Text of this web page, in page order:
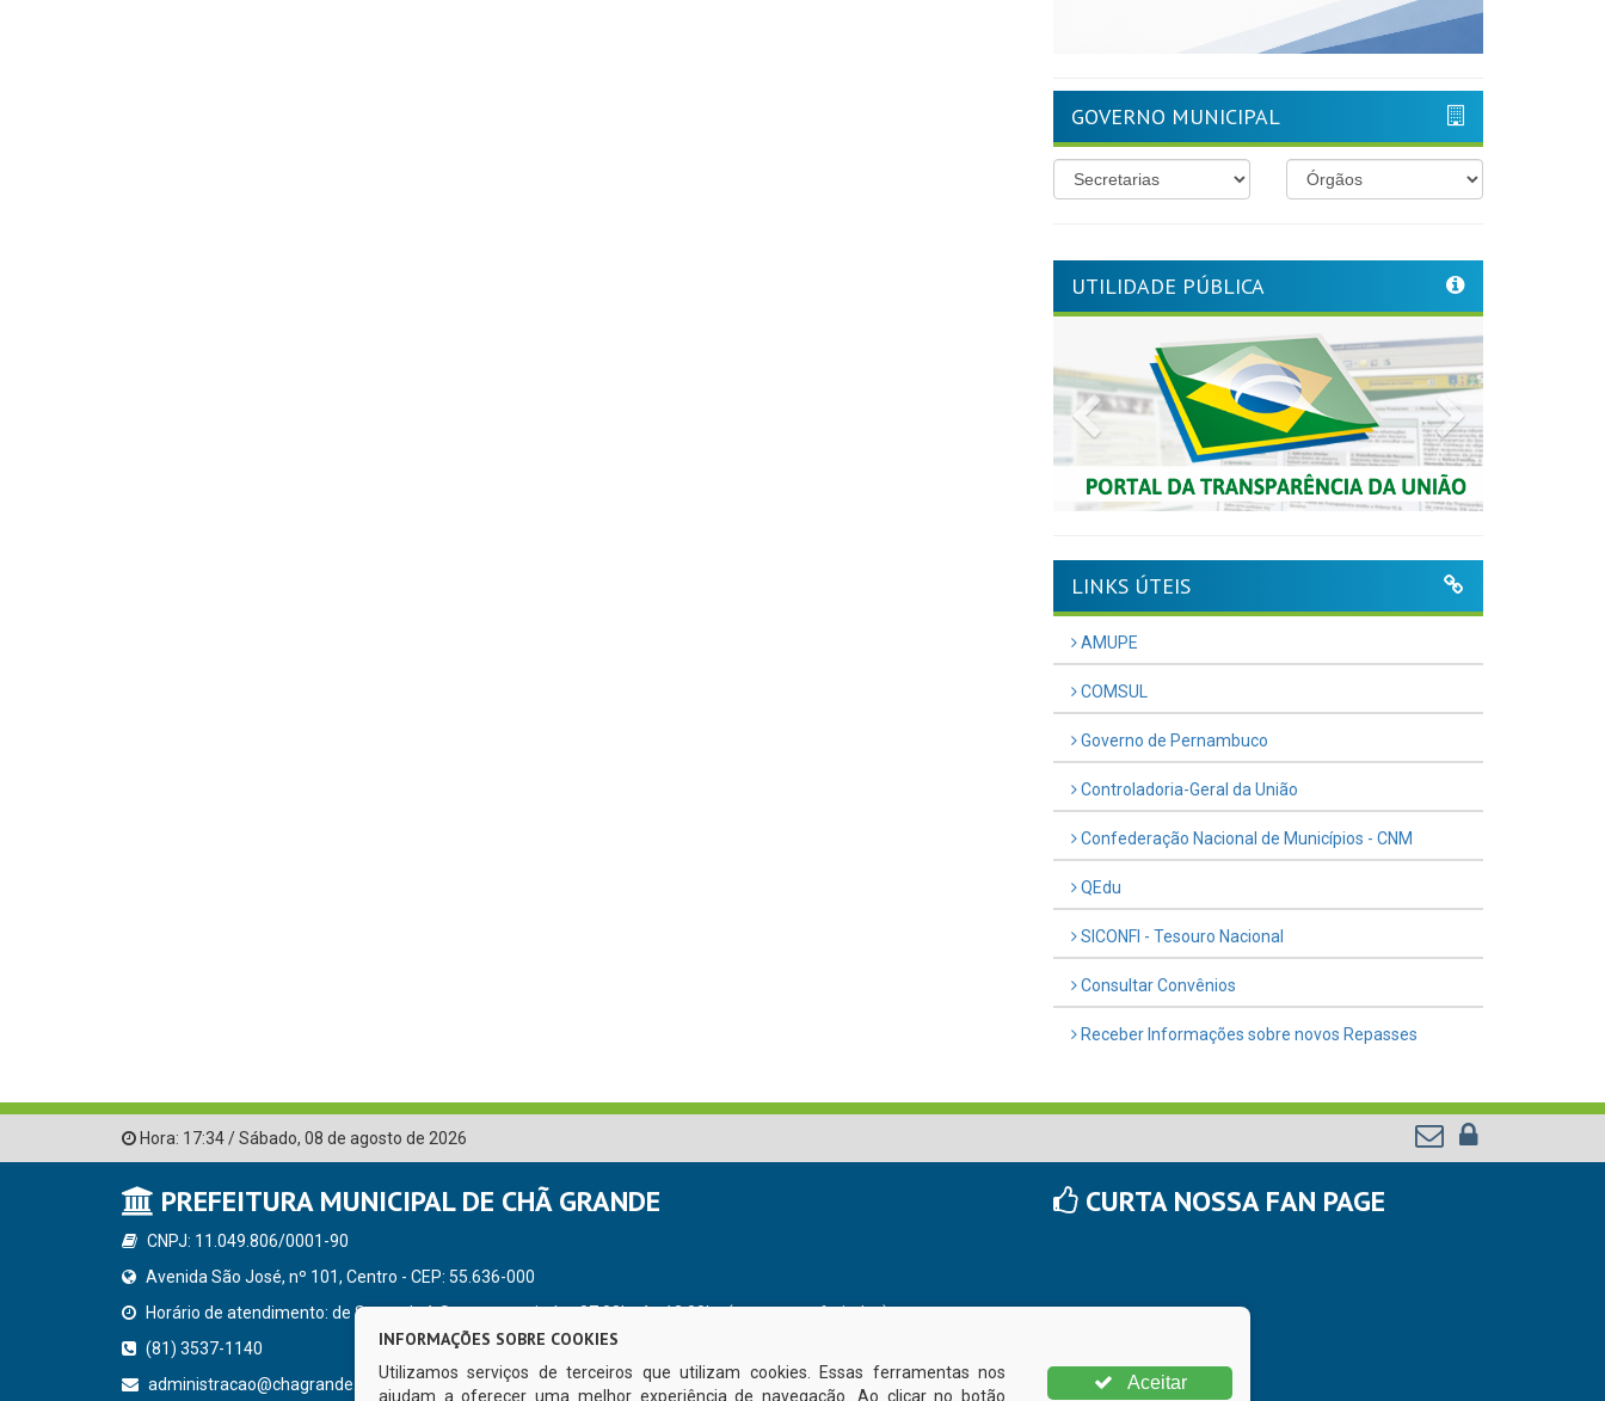
GOVERNO MUNICIPAL
UTILIDADE PÚBLICA
Previous
LINKS ÚTEIS
AMUPE
COMSUL
Governo de Pernambuco
Controladoria-Geral da União
Confederação Nacional de Municípios - CNM
QEdu
SICONFI - Tesouro Nacional
Consultar Convênios
Receber Informações sobre novos Repasses
Hora: 17:34/Sábado, 08 de agosto de 2026
PREFEITURA MUNICIPAL DE CHÃ GRANDE
CNPJ: 11.049.806/0001-90
Avenida São José, nº 101, Centro - CEP: 55.636-000
Horário de atendimento: de Segunda à Sexta, a partir das 07:00hs às 13:00hs (exceto nos feriados)
(81) 3537-1140
administracao@chagrande.pe.gov.br
CURTA NOSSA FAN PAGE
INFORMAÇÕES SOBRE COOKIES
Utilizamos serviços de terceiros que utilizam cookies. Essas ferramentas nos
ajudam a oferecer uma melhor experiência de navegação. Ao clicar no botão
Aceitar